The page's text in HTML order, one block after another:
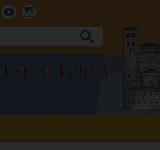
YoutubeInstagram
di Ivrea